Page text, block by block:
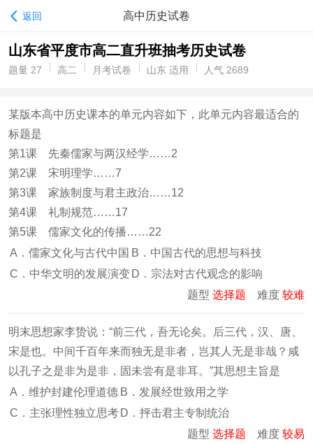
返回 高中历史试卷
山东省平度市高二直升班抽考历史试卷
题量 27 高二 月考试卷 山东 适用 人气 2689
某版本高中历史课本的单元内容如下，此单元内容最适合的
标题是
第1课 先秦儒家与两汉经学……2
第2课 宋明理学……7
第3课 家族制度与君主政治……12
第4课 礼制规范……17
第5课 儒家文化的传播……22
A．儒家文化与古代中国 B．中国古代的思想与科技
C．中华文明的发展演变 D．宗法对古代观念的影响
题型 选择题 难度 较难
明末思想家李贽说：“前三代，吾无论矣。后三代，汉、唐、
宋是也。中间千百年来而独无是非者，岂其人无是非哉？咸
以孔子之是非为是非，固未尝有是非耳。”其思想主旨是
A．维护封建伦理道德 B．发展经世致用之学
C．主张理性独立思考 D．抨击君主专制统治
题型 选择题 难度 较易